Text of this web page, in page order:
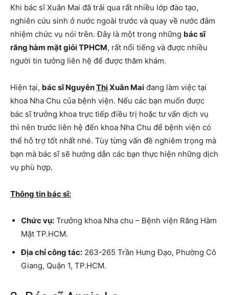
Khi bác sĩ Xuân Mai đã trải qua rất nhiều lớp đào tạo,
nghiên cứu sinh ở nước ngoài trước và quay về nước đảm
nhiệm chức vụ nói trên. Đây là một trong những bác sĩ
răng hàm mặt giỏi TPHCM, rất nổi tiếng và được nhiều
người tin tưởng liên hệ để được thăm khám.
Hiện tại, bác sĩ NguyễnThịXuân Mai đang làm việc tại
khoa Nha Chu của bệnh viện. Nếu các bạn muốn được
bác sĩ trưởng khoa trực tiếp điều trị hoặc tư vấn dịch vụ
thì nên trước liên hệ đến khoa Nha Chu để bệnh viện có
thể hỗ trợ tốt nhất nhé. Tùy từng vấn đề nghiêm trọng mà
bạn mà bác sĩ sẽ hướng dẫn các bạn thực hiện những dịch
vụ phù hợp.
Thông tin bác sĩ:
Chức vụ: Trưởng khoa Nha chu – Bệnh viện Răng Hàm
Mặt TP.HCM.
Địa chỉ công tác: 263-265 Trần Hưng Đạo, Phường Cô
Giang, Quận 1, TP.HCM.